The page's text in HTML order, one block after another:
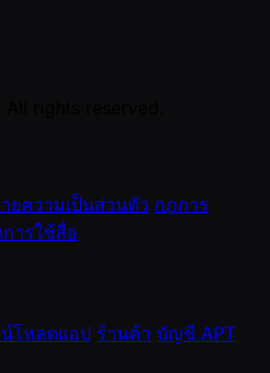
ยความเป็นส่วนตัว กฎการ
ารใช้สื่อ
โหลดแอป ร้านค้า บัญชี APT